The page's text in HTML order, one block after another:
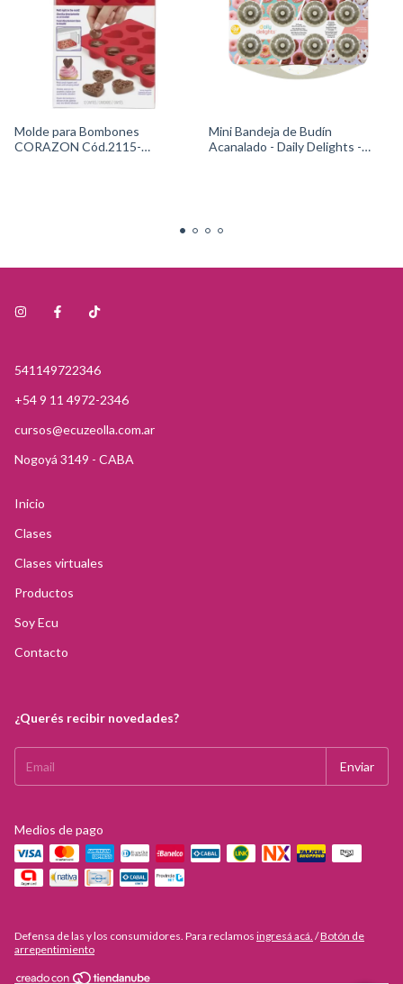
Molde para Bombones
CORAZON Cód.2115-
Mini Bandeja de Budín
Acanalado - Daily Delights -
541149722346
+54 9 11 4972-2346
cursos@ecuzeolla.com.ar
Nogoyá 3149 - CABA
Inicio
Clases
Clases virtuales
Productos
Soy Ecu
Contacto
¿Querés recibir novedades?
Medios de pago
Defensa de las y los consumidores. Para reclamos ingresá acá. /Botón de
arrepentimiento